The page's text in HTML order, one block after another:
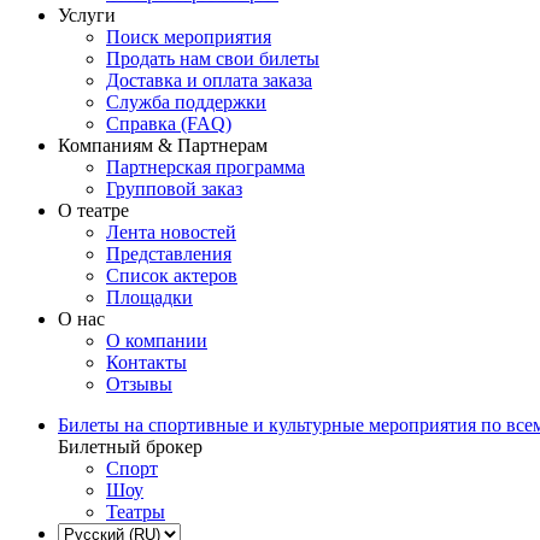
Услуги
Поиск мероприятия
Продать нам свои билеты
Доставка и оплата заказа
Служба поддержки
Справка (FAQ)
Компаниям & Партнерам
Партнерская программа
Групповой заказ
О театре
Лента новостей
Представления
Список актеров
Площадки
О нас
О компании
Контакты
Отзывы
Билеты на спортивные и культурные мероприятия по
Билетный брокер
Спорт
Шоу
Театры